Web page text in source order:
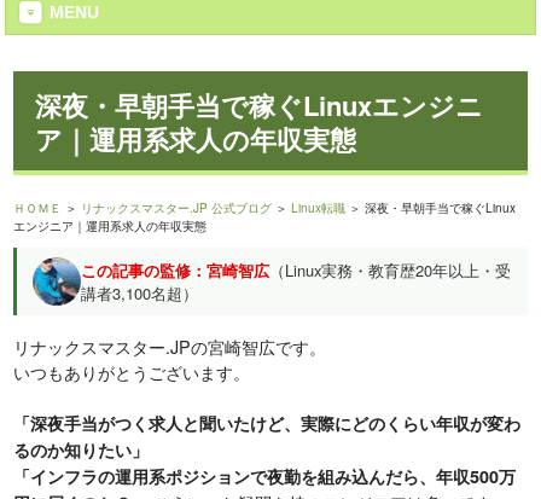
MENU
深夜・早朝手当で稼ぐLinuxエンジニ
ア｜運用系求人の年収実態
ＨＯＭＥ ＞ リナックスマスター.JP 公式ブログ ＞Linux転職 ＞ 深夜・早朝手当で稼ぐLinux
エンジニア｜運用系求人の年収実態
この記事の監修：宮崎智広 （Linux実務・教育歴20年以上・受
講者3,100名超）
リナックスマスター.JPの宮崎智広です。
いつもありがとうございます。
「深夜手当がつく求人と聞いたけど、実際にどのくらい年収が変わ
るのか知りたい」
「インフラの運用系ポジションで夜勤を組み込んだら、年収500万